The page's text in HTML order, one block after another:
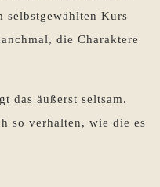
selbstgewählten Kurs
die Charaktere
das äußerst seltsam.
so verhalten, wie die es